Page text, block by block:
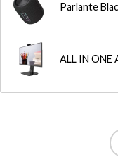
Parlante
ALL IN ONE